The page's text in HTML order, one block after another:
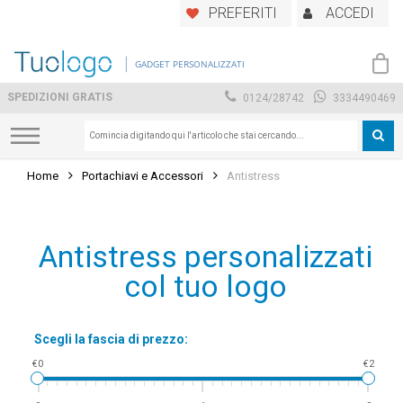
main
PREFERITI ACCEDI
GADGET PERSONALIZZATI
SPEDIZIONI GRATIS 0124/28742 3334490469
Home Portachiavi e Accessori Antistress
Antistress personalizzati
col tuo logo
Scegli la fascia di prezzo:
€0 €2